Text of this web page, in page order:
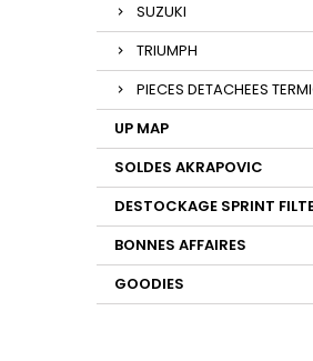
SUZUKI
TRIUMPH
PIECES DETACHEES
UP MAP
SOLDES AKRAPOVIC
DESTOCKAGE SPRINT
BONNES AFFAIRES
GOODIES